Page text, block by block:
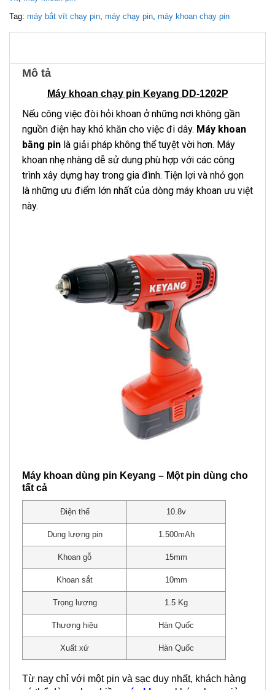
Tag: máy bắt vít chạy pin, máy chạy pin, máy khoan chạy pin
Mô tả
Máy khoan chạy pin Keyang DD-1202P
Nếu công việc đòi hỏi khoan ở những nơi không gần
nguồn điện hay khó khăn cho việc đi dây. Máy khoan
bằng pin là giải pháp không thể tuyệt vời hơn. Máy
khoan nhẹ nhàng dễ sử dung phù hợp với các công
trình xây dựng hay trong gia đình. Tiện lợi và nhỏ gọn
là những ưu điểm lớn nhất của dòng máy khoan ưu việt
này.
Máy khoan dùng pin Keyang – Một pin dùng cho
tất cả
Điện thế 10.8v
Dung lượng pin 1.500mAh
Khoan gỗ 15mm
Khoan sắt 10mm
Trọng lượng 1.5 Kg
Thương hiệu Hàn Quốc
Xuất xứ Hàn Quốc
Từ nay chỉ với một pin và sạc duy nhất, khách hàng